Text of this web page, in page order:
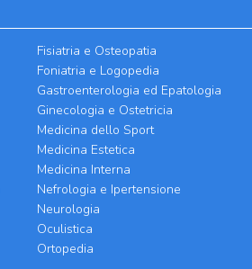
Fisiatria e Osteopatia
Foniatria e Logopedia
Gastroenterologia ed Epatologia
Ginecologia e Ostetricia
Medicina dello Sport
Medicina Estetica
Medicina Interna
Nefrologia e Ipertensione
Neurologia
Oculistica
Ortopedia